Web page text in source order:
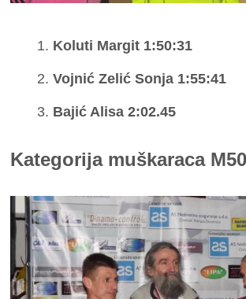
Koluti Margit 1:50:31
Vojnić Zelić Sonja 1:55:41
Bajić Alisa 2:02.45
Kategorija muškaraca